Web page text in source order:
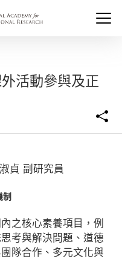
活動參與及正
貞 副研究員
核心素養項目，例
考與解決問題、道德
隊合作、多元文化與